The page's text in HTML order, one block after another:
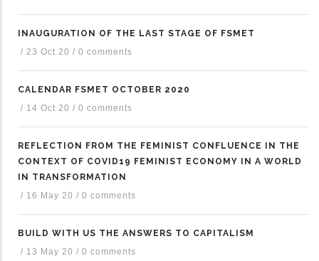
INAUGURATION OF THE LAST STAGE OF FSMET
/ 23 Oct 20 / 0 comments
CALENDAR FSMET OCTOBER 2020
/ 14 Oct 20 / 0 comments
REFLECTION FROM THE FEMINIST CONFLUENCE IN THE
CONTEXT OF COVID19 FEMINIST ECONOMY IN A WORLD
IN TRANSFORMATION
/ 16 May 20 / 0 comments
BUILD WITH US THE ANSWERS TO CAPITALISM
/ 13 May 20 / 0 comments